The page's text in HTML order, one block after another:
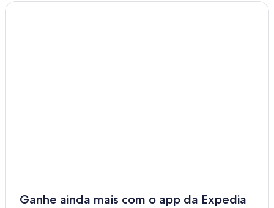
Ganhe ainda mais com o app da Expedia